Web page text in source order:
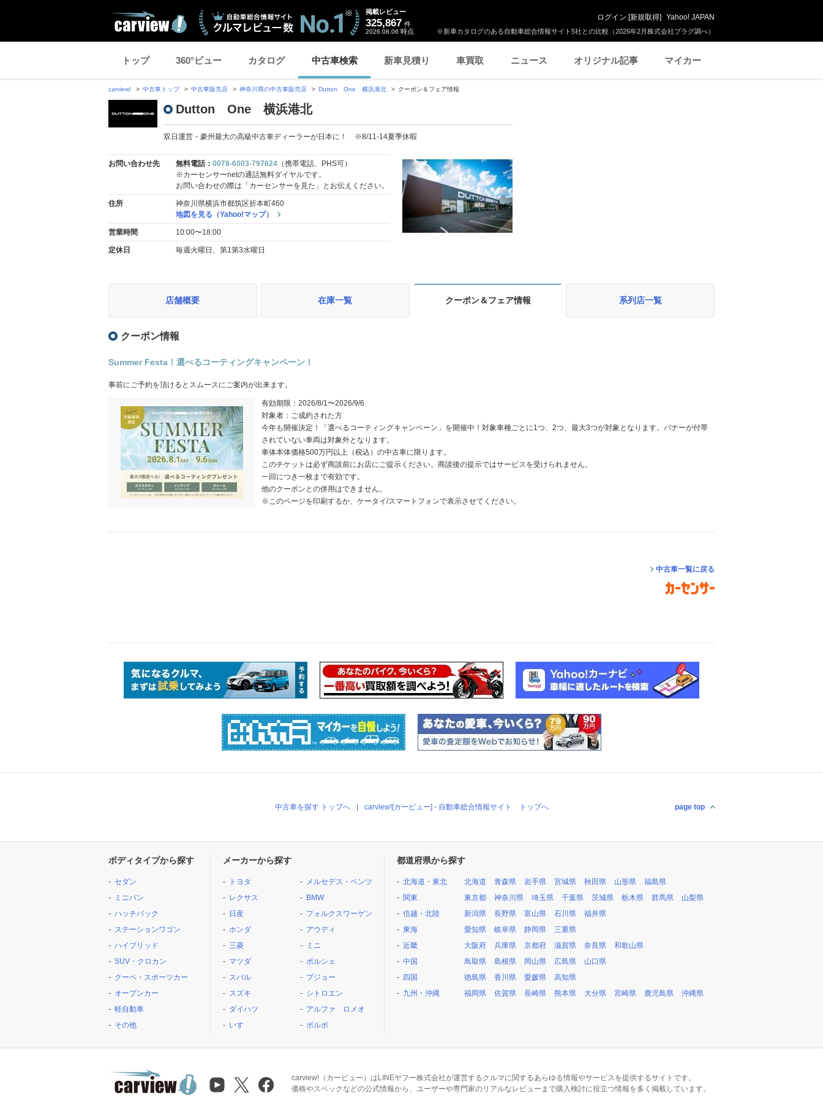
※新車カタログのある自動車総合情報サイト5社との比較（2026年2月株式会社プラグ調べ）
掲載レビュー
325,867 件
2026.08.06 時点
ログイン [新規取得] Yahoo! JAPAN
トップ 360°ビュー カタログ 中古車検索 新車見積り 車買取 ニュース オリジナル記事 マイカー
carview! 中古車トップ 中古車販売店 神奈川県の中古車販売店 Dutton One 横浜港北 クーポン＆フェア情報
Dutton One 横浜港北
双日運営・豪州最大の高級中古車ディーラーが日本に！ ※8/11-14夏季休暇
お問い合わせ先 無料電話： 0078-6003-797624 （携帯電話、PHS可）
※カーセンサーnetの通話無料ダイヤルです。
お問い合わせの際は「カーセンサーを見た」とお伝えください。
住所
神奈川県横浜市都筑区折本町460
地図を見る（Yahoo!マップ）
営業時間 10:00〜18:00
定休日 毎週火曜日、第1第3水曜日
店舗概要 在庫一覧 クーポン＆フェア情報 系列店一覧
クーポン情報
Summer Festa！選べるコーティングキャンペーン！
事前にご予約を頂けるとスムースにご案内が出来ます。
有効期限：2026/8/1〜2026/9/6
対象者：ご成約された方
今年も開催決定！「選べるコーティングキャンペーン」を開催中！対象車種ごとに1つ、2つ、最大3つが対象となります。バナーが付帯
されていない車両は対象外となります。
車体本体価格500万円以上（税込）の中古車に限ります。
このチケットは必ず商談前にお店にご提示ください。商談後の提示ではサービスを受けられません。
一回につき一枚まで有効です。
他のクーポンとの併用はできません。
※このページを印刷するか、ケータイ/スマートフォンで表示させてください。
中古車一覧に戻る
中古車を探す トップへ carview![カービュー] - 自動車総合情報サイト トップへ page top
ボディタイプから探す
セダン
ミニバン
ハッチバック
ステーションワゴン
ハイブリッド
SUV・クロカン
クーペ・スポーツカー
オープンカー
軽自動車
その他
メーカーから探す
トヨタ
レクサス
日産
ホンダ
三菱
マツダ
スバル
スズキ
ダイハツ
いすゞ
メルセデス・ベンツ
BMW
フォルクスワーゲン
アウディ
ミニ
ポルシェ
プジョー
シトロエン
アルファ ロメオ
ボルボ
都道府県から探す
北海道・東北 北海道 青森県 岩手県 宮城県 秋田県 山形県
福島県
関東
東京都 神奈川県 埼玉県 千葉県 茨城県 栃木県 群馬県
山梨県
信越・北陸
新潟県 長野県 富山県 石川県
福井県
東海
愛知県 岐阜県 静岡県
三重県
近畿
大阪府 兵庫県 京都府 滋賀県 奈良県
和歌山県
中国
鳥取県 島根県 岡山県 広島県
山口県
四国
徳島県 香川県 愛媛県
高知県
九州・沖縄
福岡県 佐賀県 長崎県 熊本県 大分県 宮崎県 鹿児島県 沖縄県
carview!（カービュー）はLINEヤフー株式会社が運営するクルマに関するあらゆる情報やサービスを提供するサイトです。
価格やスペックなどの公式情報から、ユーザーや専門家のリアルなレビューまで購入検討に役立つ情報を多く掲載しています。